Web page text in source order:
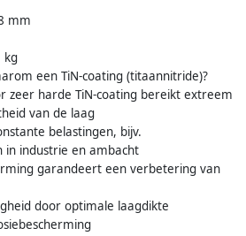
mm
kg
een TiN-coating (titaannitride)?
zeer harde TiN-coating bereikt extreem
van de laag
belastingen, bijv.
in industrie en ambacht
garandeert een verbetering van
door optimale laagdikte